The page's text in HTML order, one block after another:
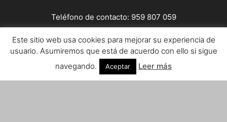
Teléfono de contacto: 959 807 059
¡Anúnciate!
Envíanos tus notas de prensa a:prensa@huelvacosta.com
Contáctenos:info@huelvacosta.com
Este sitio web usa cookies para mejorar su experiencia de
usuario. Asumiremos que está de acuerdo con ello si sigue
navegando.
Aceptar Leer más